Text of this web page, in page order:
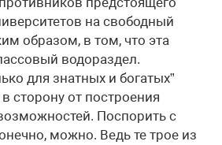
на свободный
образом, в том, что эта
водораздел.
для знатных и богатых”
сторону от построения
Поспорить с
можно. Ведь те трое из